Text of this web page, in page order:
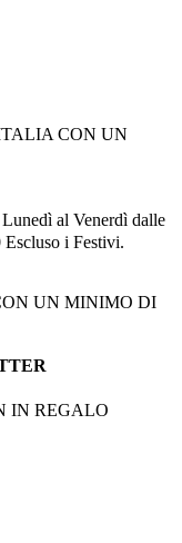
CON UN
al Venerdì dalle
i Festivi.
UN MINIMO DI
IN REGALO